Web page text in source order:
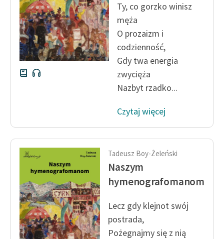
Deklaracja dostępności
Ty, co gorzko winisz
męża
O prozaizm i
codzienność,
Gdy twa energia
zwycięża
Nazbyt rzadko...
Czytaj więcej
Tadeusz Boy-Żeleński
Naszym
hymenografomanom
Lecz gdy klejnot swój
postrada,
Pożegnajmy się z nią